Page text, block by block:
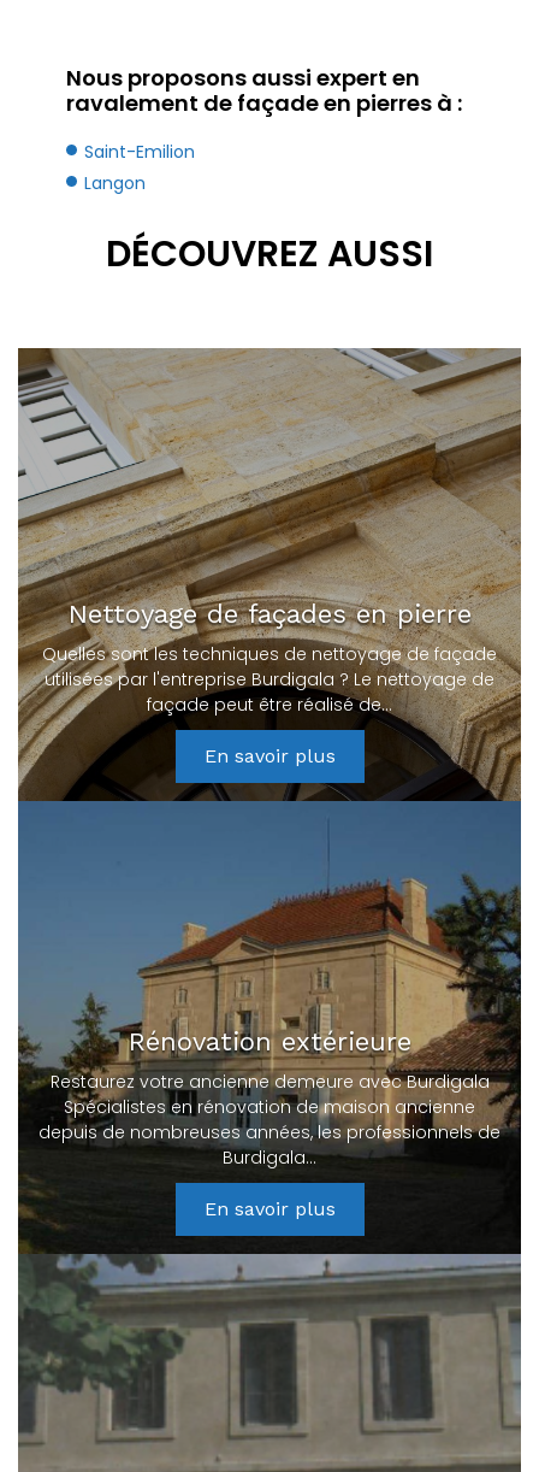
Nous proposons aussi expert en
ravalement de façade en pierres à :
Saint-Emilion
Langon
DÉCOUVREZ AUSSI
Nettoyage de façades en pierre
Quelles sont les techniques de nettoyage de façade
utilisées par l'entreprise Burdigala ? Le nettoyage de
façade peut être réalisé de…
En savoir plus
Rénovation extérieure
Restaurez votre ancienne demeure avec Burdigala
Spécialistes en rénovation de maison ancienne
depuis de nombreuses années, les professionnels de
Burdigala…
En savoir plus